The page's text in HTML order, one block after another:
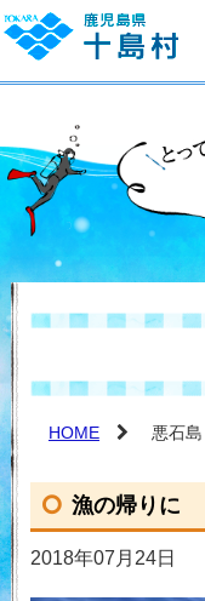
HOME 悪石島
漁の帰りに
2018年07月24日